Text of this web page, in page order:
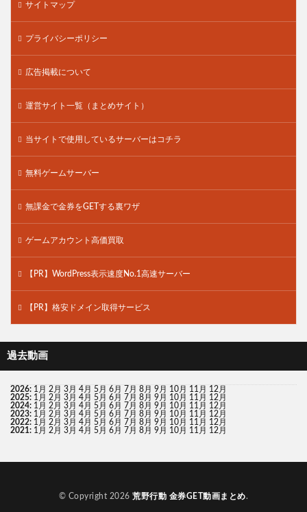
サイトマップ
プライバシーポリシー
広告掲載について
運営サイト一覧（まとめサイト）
当サイトで使用しているサーバーはコチラ
無料ゲームサーバー
無課金で金券をGETする裏ワザ
ゲームアカウント高価買取
【PR】WordPress表示速度No.1高速サーバー
【PR】格安ドメイン取得サービス
過去動画
2026: 1月 2月 3月 4月 5月 6月 7月 8月 9月 10月 11月 12月
2025: 1月 2月 3月 4月 5月 6月 7月 8月 9月 10月 11月 12月
2024: 1月 2月 3月 4月 5月 6月 7月 8月 9月 10月 11月 12月
2023: 1月 2月 3月 4月 5月 6月 7月 8月 9月 10月 11月 12月
2022: 1月 2月 3月 4月 5月 6月 7月 8月 9月 10月 11月 12月
2021: 1月 2月 3月 4月 5月 6月 7月 8月 9月 10月 11月 12月
© Copyright 2026荒野行動 金券GET動画まとめ.